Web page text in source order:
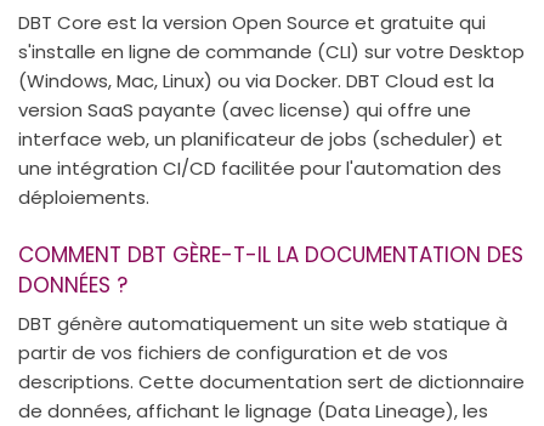
DBT Core est la version Open Source et gratuite qui
s'installe en ligne de commande (CLI) sur votre Desktop
(Windows, Mac, Linux) ou via Docker. DBT Cloud est la
version SaaS payante (avec license) qui offre une
interface web, un planificateur de jobs (scheduler) et
une intégration CI/CD facilitée pour l'automation des
déploiements.
COMMENT DBT GÈRE-T-IL LA DOCUMENTATION DES
DONNÉES ?
DBT génère automatiquement un site web statique à
partir de vos fichiers de configuration et de vos
descriptions. Cette documentation sert de dictionnaire
de données, affichant le lignage (Data Lineage), les